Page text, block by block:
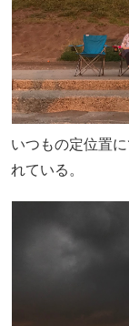
いつもの定位置
れている。